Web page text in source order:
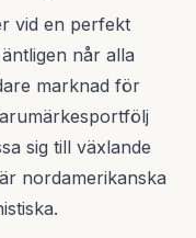
vid en perfekt
når alla
marknad för
sig till växlande
nordamerikanska